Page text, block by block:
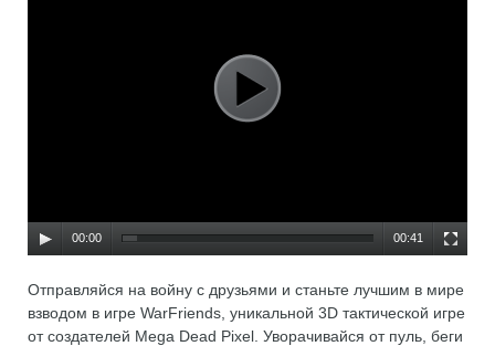
00:00 00:41
Отправляйся на войну с друзьями и станьте лучшим в мире
взводом в игре WarFriends, уникальной 3D тактической игре
от создателей Mega Dead Pixel. Уворачивайся от пуль, беги